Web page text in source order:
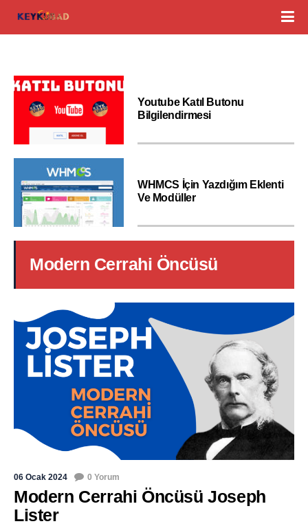
Youtube Katıl Butonu
Bilgilendirmesi
WHMCS İçin Yazdığım Eklenti
Ve Modüller
Modern Cerrahi Öncüsü
06 Ocak 2024 0 Yorum
Modern Cerrahi Öncüsü Joseph
Lister